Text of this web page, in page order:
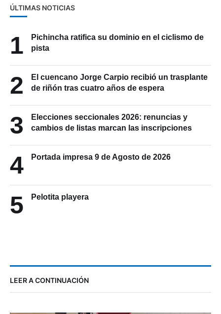
ÚLTIMAS NOTICIAS
1
Pichincha ratifica su dominio en el ciclismo de
pista
2
El cuencano Jorge Carpio recibió un trasplante
de riñón tras cuatro años de espera
3
Elecciones seccionales 2026: renuncias y
cambios de listas marcan las inscripciones
4 Portada impresa 9 de Agosto de 2026
5 Pelotita playera
LEER A CONTINUACIÓN